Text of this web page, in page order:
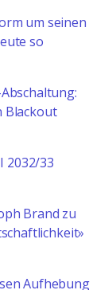
um seinen
so
Blackout
2032/33
Brand zu
Aufhebung